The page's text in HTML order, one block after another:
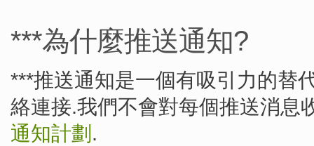
***為什麼推送通知?
***推送通知是一個有吸引力的替
絡連接.我們不會對每個推送消
通知計劃 .